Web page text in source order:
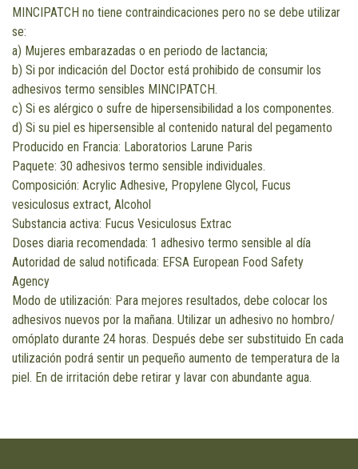
MINCIPATCH no tiene contraindicaciones pero no se debe utilizar
se:
a) Mujeres embarazadas o en periodo de lactancia;
b) Si por indicación del Doctor está prohibido de consumir los
adhesivos termo sensibles MINCIPATCH.
c) Si es alérgico o sufre de hipersensibilidad a los componentes.
d) Si su piel es hipersensible al contenido natural del pegamento
Producido en Francia: Laboratorios Larune Paris
Paquete: 30 adhesivos termo sensible individuales.
Composición: Acrylic Adhesive, Propylene Glycol, Fucus
vesiculosus extract, Alcohol
Substancia activa: Fucus Vesiculosus Extrac
Doses diaria recomendada: 1 adhesivo termo sensible al día
Autoridad de salud notificada: EFSA European Food Safety
Agency
Modo de utilización: Para mejores resultados, debe colocar los
adhesivos nuevos por la mañana. Utilizar un adhesivo no hombro/
omóplato durante 24 horas. Después debe ser substituido En cada
utilización podrá sentir un pequeño aumento de temperatura de la
piel. En de irritación debe retirar y lavar con abundante agua.